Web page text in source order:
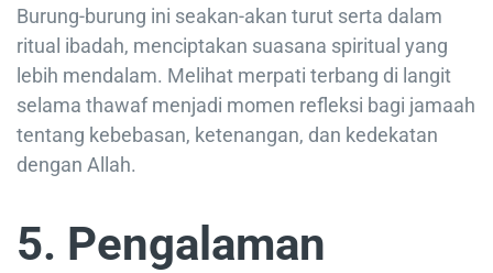
Burung-burung ini seakan-akan turut serta dalam
ritual ibadah, menciptakan suasana spiritual yang
lebih mendalam. Melihat merpati terbang di langit
selama thawaf menjadi momen refleksi bagi jamaah
tentang kebebasan, ketenangan, dan kedekatan
dengan Allah.
5. Pengalaman